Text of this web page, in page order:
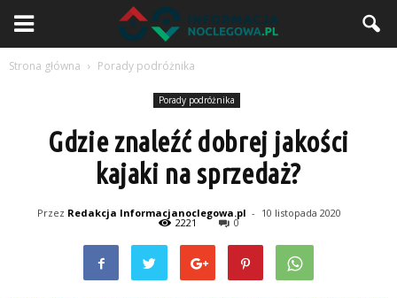
Strona główna Porady podróżnika
Porady podróżnika
Gdzie znaleźć dobrej jakości
kajaki na sprzedaż?
Przez Redakcja Informacjanoclegowa.pl - 10 listopada 2020
2221 0